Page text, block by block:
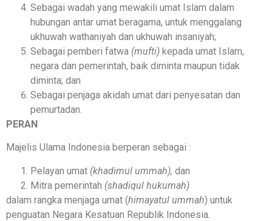
Sebagai wadah yang mewakili umat Islam dalam
hubungan antar umat beragama, untuk menggalang
ukhuwah wathaniyah dan ukhuwah insaniyah;
Sebagai pemberi fatwa (mufti) kepada umat Islam,
negara dan pemerintah, baik diminta maupun tidak
diminta; dan
Sebagai penjaga akidah umat dari penyesatan dan
pemurtadan.
PERAN
Majelis Ulama Indonesia berperan sebagai :
Pelayan umat (khadimul ummah), dan
Mitra pemerintah (shadiqul hukumah)
dalam rangka menjaga umat (himayatul ummah) untuk
penguatan Negara Kesatuan Republik Indonesia.